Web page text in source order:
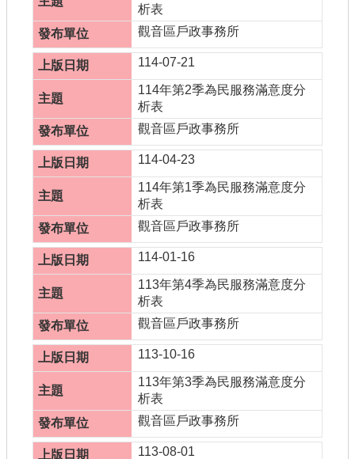
回首頁
網站導覽
市政信箱
常見問題
English
桃園市政府
網站安全政策
政府網站資料開放宣告
析表
觀音區戶政事務所
114-07-21
114年第2季為民服務滿意度分
析表
觀音區戶政事務所
114-04-23
114年第1季為民服務滿意度分
析表
觀音區戶政事務所
114-01-16
113年第4季為民服務滿意度分
析表
觀音區戶政事務所
113-10-16
113年第3季為民服務滿意度分
析表
觀音區戶政事務所
113-08-01